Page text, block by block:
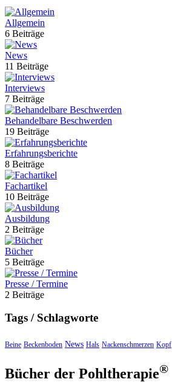
Allgemein
6 Beiträge
News
11 Beiträge
Interviews
7 Beiträge
Behandelbare Beschwerden
19 Beiträge
Erfahrungsberichte
8 Beiträge
Fachartikel
10 Beiträge
Ausbildung
2 Beiträge
Bücher
5 Beiträge
Presse / Termine
2 Beiträge
Tags / Schlagworte
Beine Beckenboden News Hals Nackenschmerzen Kopf
Bücher der Pohltherapie®